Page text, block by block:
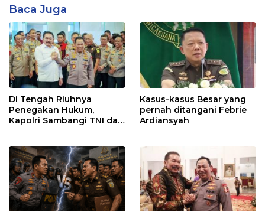
Baca Juga
Di Tengah Riuhnya
Penegakan Hukum,
Kapolri Sambangi TNI dan
Kasus-kasus Besar yang
pernah ditangani Febrie
Ardiansyah